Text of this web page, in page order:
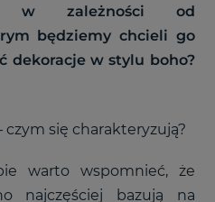
w zależności od
będziemy chcieli go
dekoracje w stylu boho?
czym się charakteryzują?
warto wspomnieć, że
najczęściej bazują na